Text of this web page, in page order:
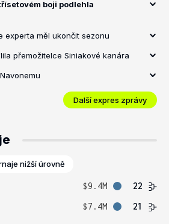
boji podlehla
experta měl ukončit sezonu
přemožitelce Siniakové kanára
Další expres zprávy
nižší úrovně
$9.4M
22
$7.4M 21